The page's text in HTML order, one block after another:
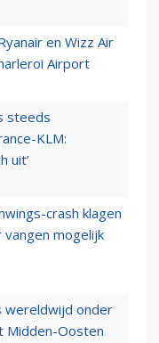
en Wizz Air
Airport
steeds
KLM:
uit’
crash klagen
vangen mogelijk
wereldwijd onder
Midden-Oosten